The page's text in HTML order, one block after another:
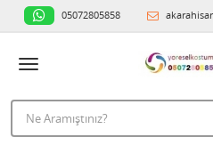
05072805858